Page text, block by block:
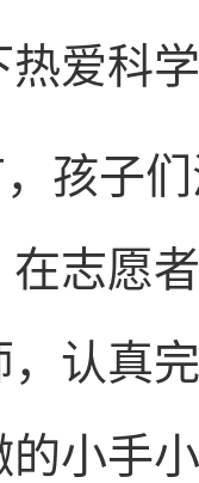
爱科
孩子
志愿
认真
小手